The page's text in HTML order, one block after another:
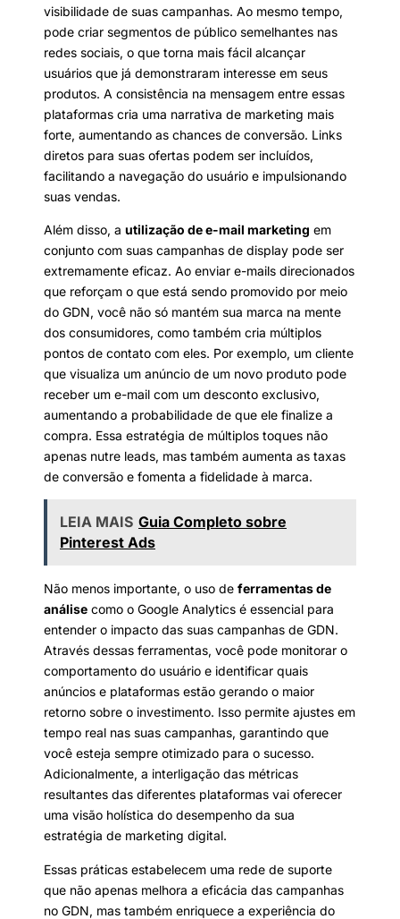
visibilidade de suas campanhas. Ao mesmo tempo,
pode criar segmentos de público semelhantes nas
redes sociais, o que torna mais fácil alcançar
usuários que já demonstraram interesse em seus
produtos. A consistência na mensagem entre essas
plataformas cria uma narrativa de marketing mais
forte, aumentando as chances de conversão. Links
diretos para suas ofertas podem ser incluídos,
facilitando a navegação do usuário e impulsionando
suas vendas.
Além disso, a utilização de e-mail marketing em
conjunto com suas campanhas de display pode ser
extremamente eficaz. Ao enviar e-mails direcionados
que reforçam o que está sendo promovido por meio
do GDN, você não só mantém sua marca na mente
dos consumidores, como também cria múltiplos
pontos de contato com eles. Por exemplo, um cliente
que visualiza um anúncio de um novo produto pode
receber um e-mail com um desconto exclusivo,
aumentando a probabilidade de que ele finalize a
compra. Essa estratégia de múltiplos toques não
apenas nutre leads, mas também aumenta as taxas
de conversão e fomenta a fidelidade à marca.
LEIA MAIS Guia Completo sobre
Pinterest Ads
Não menos importante, o uso de ferramentas de
análise como o Google Analytics é essencial para
entender o impacto das suas campanhas de GDN.
Através dessas ferramentas, você pode monitorar o
comportamento do usuário e identificar quais
anúncios e plataformas estão gerando o maior
retorno sobre o investimento. Isso permite ajustes em
tempo real nas suas campanhas, garantindo que
você esteja sempre otimizado para o sucesso.
Adicionalmente, a interligação das métricas
resultantes das diferentes plataformas vai oferecer
uma visão holística do desempenho da sua
estratégia de marketing digital.
Essas práticas estabelecem uma rede de suporte
que não apenas melhora a eficácia das campanhas
no GDN, mas também enriquece a experiência do